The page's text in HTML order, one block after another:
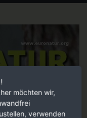
möchten wir,
verwenden